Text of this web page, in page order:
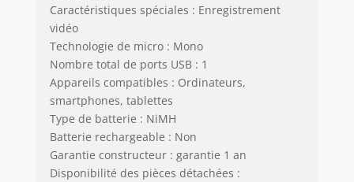
Caractéristiques spéciales : Enregistrement
vidéo
Technologie de micro : Mono
Nombre total de ports USB : 1
Appareils compatibles : Ordinateurs,
smartphones, tablettes
Type de batterie : NiMH
Batterie rechargeable : Non
Garantie constructeur : garantie 1 an
Disponibilité des pièces détachées :